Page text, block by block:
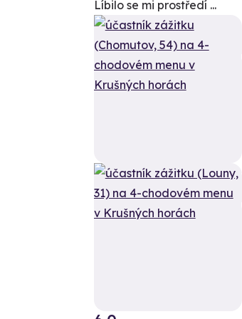
Líbilo se mi prostředí ...
+3